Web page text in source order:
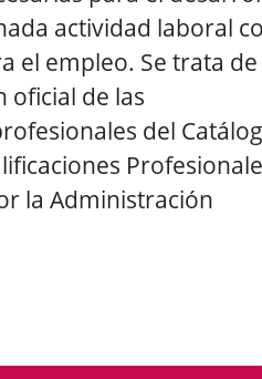
actividad laboral
el empleo. Se trata de
oficial de las
del
la Administración